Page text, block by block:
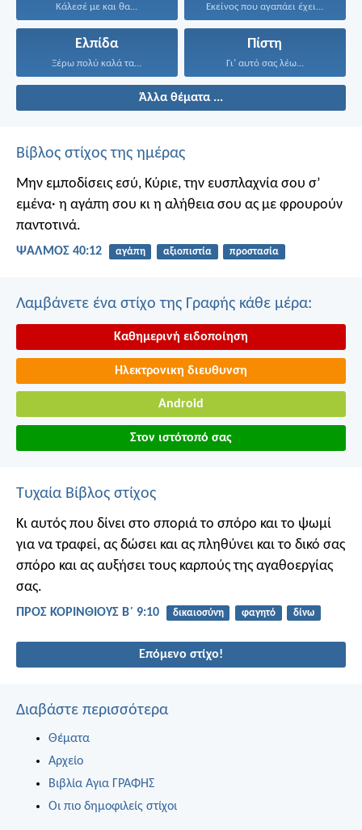
Κάλεσέ με και θα... Εκείνος που αγαπάει έχει...
Ελπίδα
Ξέρω πολύ καλά τα...
Πίστη
Γι’ αυτό σας λέω...
Άλλα θέματα ...
Βίβλος στίχος της ημέρας
Μην εμποδίσεις εσύ, Κύριε, την ευσπλαχνία σου σ’
εμένα· η αγάπη σου κι η αλήθεια σου ας με φρουρούν
παντοτινά.
ΨΑΛΜΌΣ 40:12 αγάπη αξιοπιστία προστασία
Λαμβάνετε ένα στίχο της Γραφής κάθε μέρα:
Καθημερινή ειδοποίηση
Ηλεκτρονικη διευθυνση
Android
Στον ιστότοπό σας
Τυχαία Βίβλος στίχος
Κι αυτός που δίνει στο σποριά το σπόρο και το ψωμί
για να τραφεί, ας δώσει και ας πληθύνει και το δικό σας
σπόρο και ας αυξήσει τους καρπούς της αγαθοεργίας
σας.
ΠΡΟΣ ΚΟΡΙΝΘΙΟΥΣ Β΄ 9:10 δικαιοσύνη φαγητό δίνω
Επόμενο στίχο!
Διαβάστε περισσότερα
Θέματα
Αρχείο
Βιβλία Αγια ΓΡΑΦΗΣ
Οι πιο δημοφιλείς στίχοι